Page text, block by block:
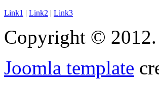
Link1 | Link2 | Link3
Copyright ©
Joomla template